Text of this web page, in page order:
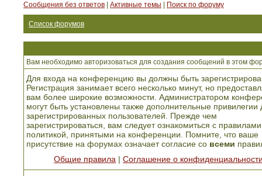
Сообщения без ответов
Активные темы Поиск по форуму
Список форумов
Вам необходимо авторизоваться для создания сообщений в этом
Для входа на конференцию вы должны быть
Регистрация занимает всего несколько минут, но
вам более широкие возможности. Администратором
могут быть установлены также дополнительные привилегии
зарегистрированных пользователей. Прежде чем
зарегистрироваться, вам следует ознакомиться с
политикой, принятыми на конференции. Помните, что ваше
присутствие на форумах означает согласие со всеми
Общие правила
Соглашение о